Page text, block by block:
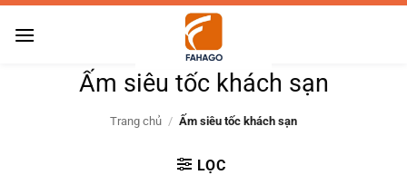
Bỏ
qua
Ấm siêu tốc khách sạn
Trang chủ / Ấm siêu tốc khách sạn
LỌC